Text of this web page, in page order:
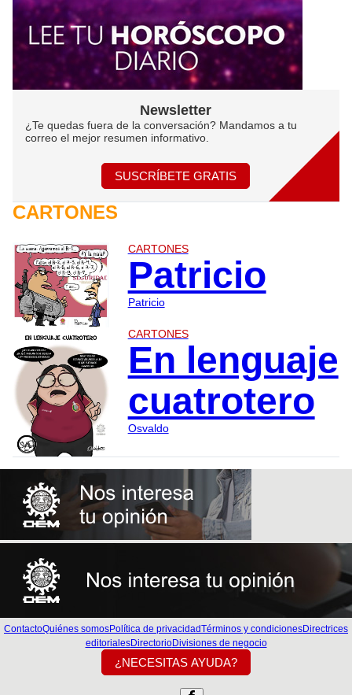
Newsletter
¿Te quedas fuera de la conversación? Mandamos a tu
correo el mejor resumen informativo.
SUSCRÍBETE GRATIS
CARTONES
CARTONES
Patricio
Patricio
CARTONES
En lenguaje
cuatrotero
Osvaldo
ContactoQuiénes somosPolítica de privacidadTérminos y condicionesDirectrices
editorialesDirectorioDivisiones de negocio
¿NECESITAS AYUDA?